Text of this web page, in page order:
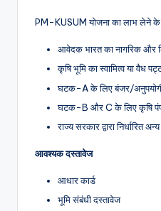
PM-KUSUM योजना का लाभ लेने के
आवेदक भारत का नागरिक और
कृषि भूमि का स्वामित्व या वैध
घटक-A के लिए बंजर/
घटक-B और C के लिए कृषि पंप
राज्य सरकार द्वारा निर्धारित
आवश्यक दस्तावेज
आधार कार्ड
भूमि संबंधी दस्तावेज